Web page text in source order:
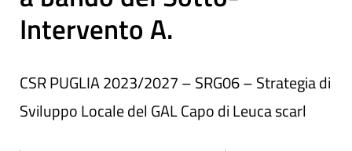
Intervento A.
CSR PUGLIA 2023/2027 – SRG06 – Strategia di
Sviluppo Locale del GAL Capo di Leuca scarl